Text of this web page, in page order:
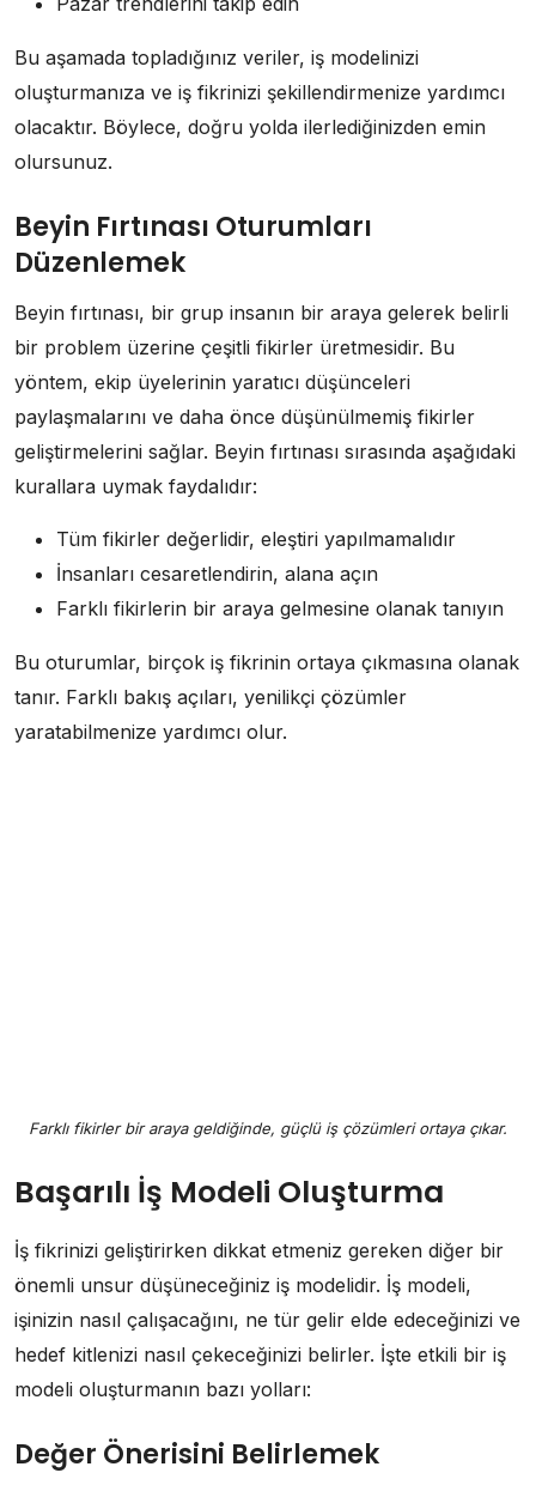
Bu aşamada topladığınız veriler, iş modelinizi
oluşturmanıza ve iş fikrinizi şekillendirmenize yardımcı
olacaktır. Böylece, doğru yolda ilerlediğinizden emin
olursunuz.
Beyin Fırtınası Oturumları
Düzenlemek
Beyin fırtınası, bir grup insanın bir araya gelerek belirli
bir problem üzerine çeşitli fikirler üretmesidir. Bu
yöntem, ekip üyelerinin yaratıcı düşünceleri
paylaşmalarını ve daha önce düşünülmemiş fikirler
geliştirmelerini sağlar. Beyin fırtınası sırasında aşağıdaki
kurallara uymak faydalıdır:
Tüm fikirler değerlidir, eleştiri yapılmamalıdır
İnsanları cesaretlendirin, alana açın
Farklı fikirlerin bir araya gelmesine olanak tanıyın
Bu oturumlar, birçok iş fikrinin ortaya çıkmasına olanak
tanır. Farklı bakış açıları, yenilikçi çözümler
yaratabilmenize yardımcı olur.
Farklı fikirler bir araya geldiğinde, güçlü iş çözümleri ortaya çıkar.
Başarılı İş Modeli Oluşturma
İş fikrinizi geliştirirken dikkat etmeniz gereken diğer bir
önemli unsur düşüneceğiniz iş modelidir. İş modeli,
işinizin nasıl çalışacağını, ne tür gelir elde edeceğinizi ve
hedef kitlenizi nasıl çekeceğinizi belirler. İşte etkili bir iş
modeli oluşturmanın bazı yolları:
Değer Önerisini Belirlemek